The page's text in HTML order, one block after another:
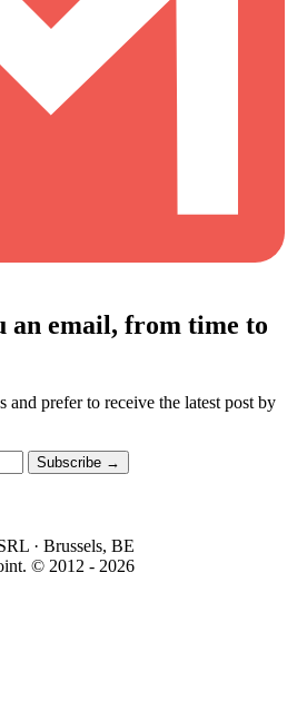
an email, from time to
prefer to receive the latest post by
Subscribe →
· Brussels, BE
© 2012 - 2026